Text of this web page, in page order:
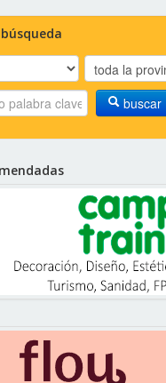
buscar